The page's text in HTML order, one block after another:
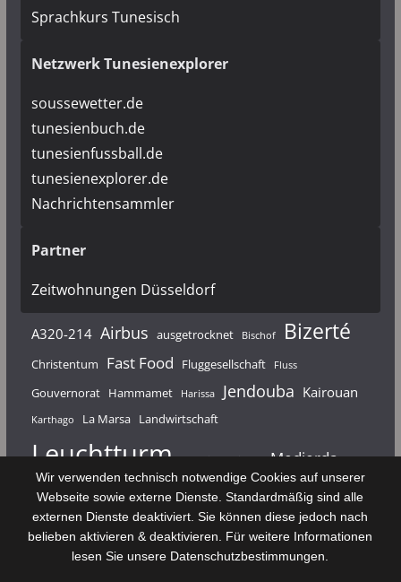
Sprachkurs Tunesisch
Netzwerk Tunesienexplorer
soussewetter.de
tunesienbuch.de
tunesienfussball.de
tunesienexplorer.de
Nachrichtensammler
Partner
Zeitwohnungen Düsseldorf
A320-214 Airbus ausgetrocknet Bischof Bizerté
Christentum Fast Food Fluggesellschaft Fluss
Gouvernorat Hammamet Harissa Jendouba Kairouan
Karthago La Marsa Landwirtschaft
Leuchtturm Mahdia Majerda Medjerda
Monastir Médenine Nabeul Nouvelair Punier
Rundfunk Römer Salzsee Sebkha
Sfax Sidi Bou Said Souk El Arba Sousse
Wir verwenden technisch notwendige Cookies auf unserer
Webseite sowie externe Dienste. Standardmäßig sind alle
externen Dienste deaktiviert. Sie können diese jedoch nach
belieben aktivieren & deaktivieren. Für weitere Informationen
lesen Sie unsere Datenschutzbestimmungen.